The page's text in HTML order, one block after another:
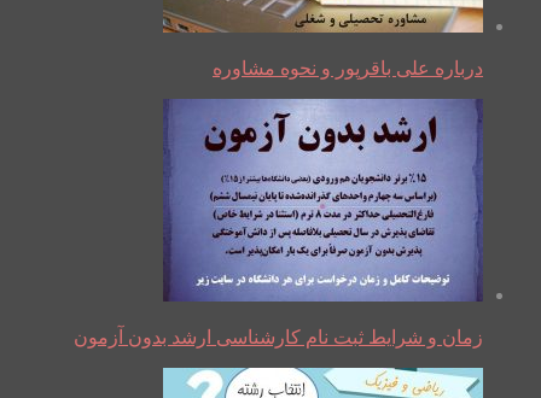
درباره علی باقرپور و نحوه مشاوره
زمان و شرایط ثبت نام کارشناسی ارشد بدون آزمون